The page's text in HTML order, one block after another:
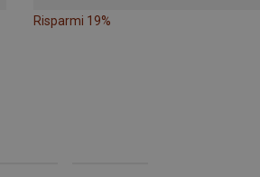
Risparmi 19%